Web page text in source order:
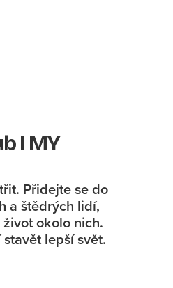
I MY
Přidejte se do
a štědrých lidí,
okolo nich.
lepší svět.